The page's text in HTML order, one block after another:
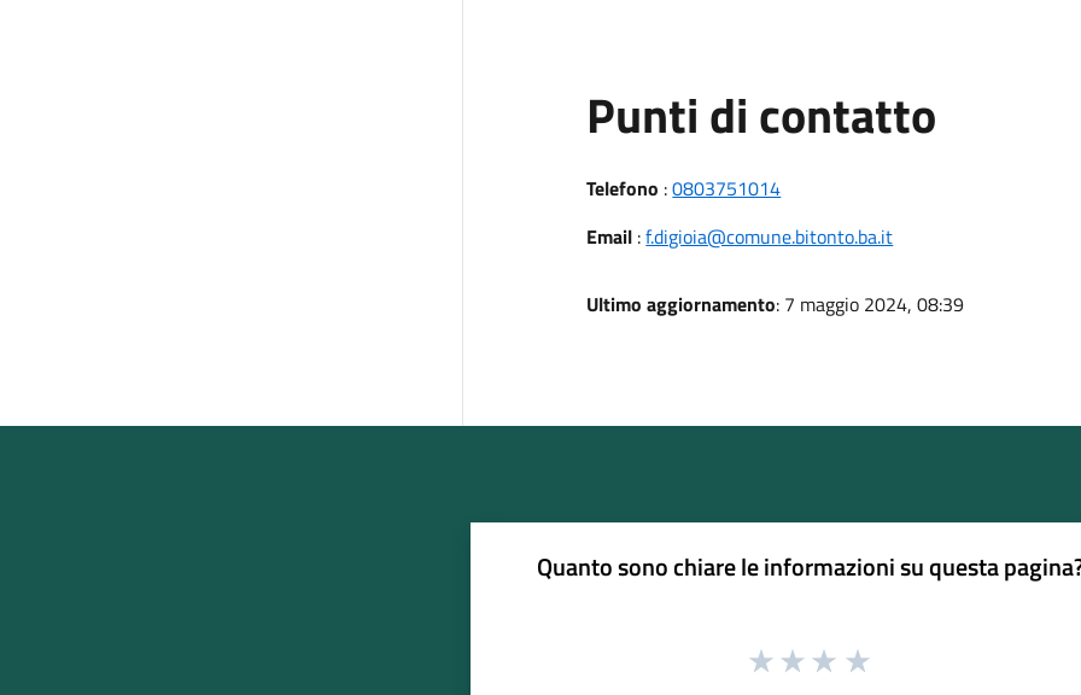
Punti di contatto
Telefono :0803751014
Email :f.digioia@comune.bitonto.ba.it
Ultimo aggiornamento: 7 maggio 2024, 08:39
Quanto sono chiare le informazioni su questa